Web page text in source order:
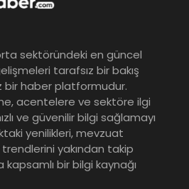
sektöründeki en güncel
tarafsız bir bakış
bir haber platformudur.
acentelere ve sektöre ilgi
ve güvenilir bilgi sağlamayı
yenilikleri, mevzuat
yakından takip
kapsamlı bir bilgi kaynağı